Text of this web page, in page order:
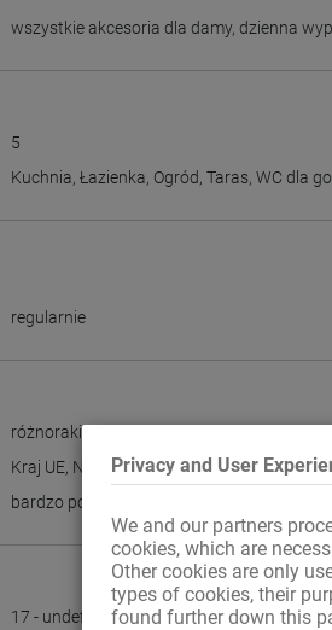
Privacy and User
We and our partners
cookies, which are
Other cookies are only
types of cookies, their
found further down this
wszystkie akcesoria dla damy,dzienna
5
Kuchnia,Łazienka, Ogród,Taras,WC dla
regularnie
różnorakie
Kraj UE, Niemcy,z regionu
bardzo podstawowy niemiecki
17 - undefinedgodzin